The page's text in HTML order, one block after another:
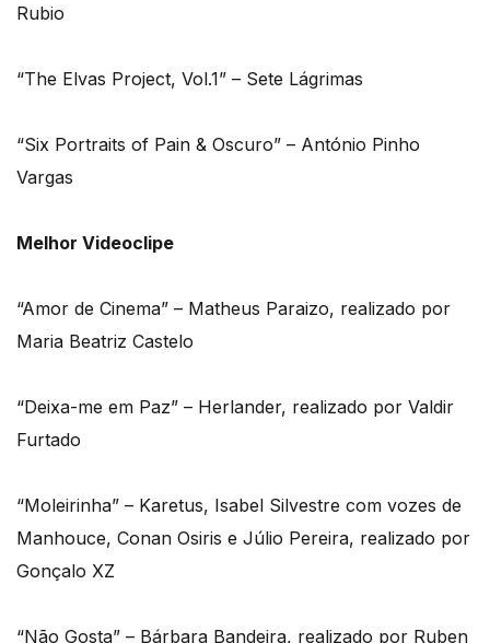
Rubio
“The Elvas Project, Vol.1” – Sete Lágrimas
“Six Portraits of Pain & Oscuro” – António Pinho
Vargas
Melhor Videoclipe
“Amor de Cinema” – Matheus Paraizo, realizado por
Maria Beatriz Castelo
“Deixa-me em Paz” – Herlander, realizado por Valdir
Furtado
“Moleirinha” – Karetus, Isabel Silvestre com vozes de
Manhouce, Conan Osiris e Júlio Pereira, realizado por
Gonçalo XZ
“Não Gosta” – Bárbara Bandeira, realizado por Ruben